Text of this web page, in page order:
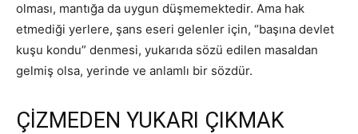
olması, mantığa da uygun düşmemektedir. Ama hak
etmediği yerlere, şans eseri gelenler için, “başına devlet
kuşu kondu” denmesi, yukarıda sözü edilen masaldan
gelmiş olsa, yerinde ve anlamlı bir sözdür.
ÇİZMEDEN YUKARI ÇIKMAK